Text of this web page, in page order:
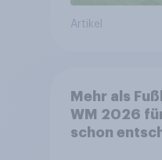
Artikel
Mehr als
WM 2026
schon